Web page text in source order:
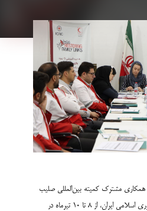
با همکاری مشترک کمیته بین‌المللی صلیب
سرخ و جمعیت هلال احمر جمهوری اسلامی ایران، از ۸ تا ۱۰ تیرماه در